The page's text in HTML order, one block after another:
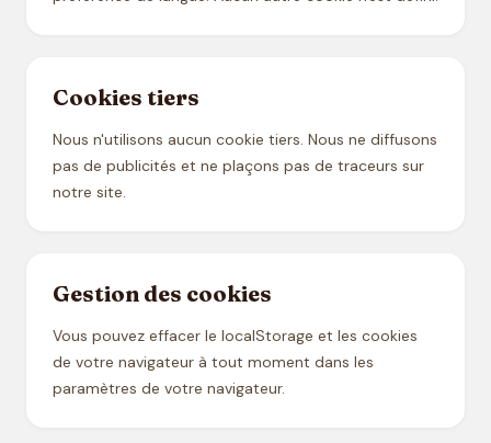
Cookies tiers
Nous n'utilisons aucun cookie tiers. Nous ne diffusons
pas de publicités et ne plaçons pas de traceurs sur
notre site.
Gestion des cookies
Vous pouvez effacer le localStorage et les cookies
de votre navigateur à tout moment dans les
paramètres de votre navigateur.